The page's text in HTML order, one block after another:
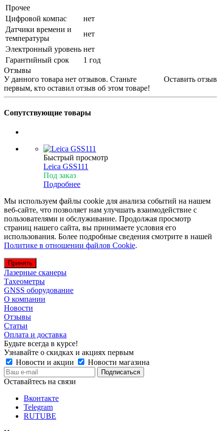
Прочее
Цифровой компас
нет
Датчики времени и
температуры
нет
Электронный уровень нет
Гарантийный срок
1 год
Отзывы
Оставить отзыв
У данного товара нет отзывов. Станьте
первым, кто оставил отзыв об этом товаре!
Сопутствующие товары
Быстрый просмотр
Leica GSS111
Под заказ
Подробнее
Мы используем файлы cookie для анализа событий на нашем
веб-сайте, что позволяет нам улучшать взаимодействие с
пользователями и обслуживание. Продолжая просмотр
страниц нашего сайта, вы принимаете условия его
использования. Более подробные сведения смотрите в нашей
Политике в отношении файлов Cookie.
Принять
Лазерные сканеры
Тахеометры
GNSS оборудование
О компании
Новости
Отзывы
Статьи
Оплата и доставка
Будьте всегда в курсе!
Узнавайте о скидках и акциях первым
Новости и акции
Новости магазина
Оставайтесь на связи
Вконтакте
Telegram
RUTUBE